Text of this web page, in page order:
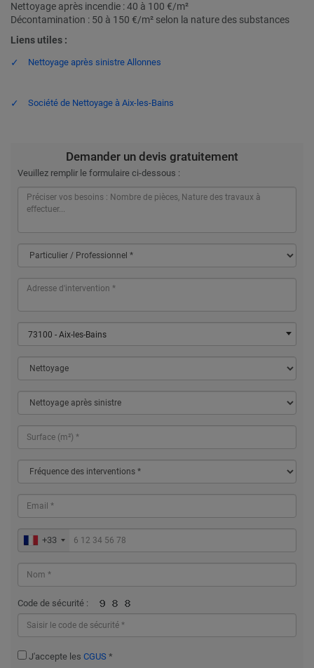
Nettoyage après incendie : 40 à 100 €/m²
Décontamination : 50 à 150 €/m² selon la nature des substances
Liens utiles :
Nettoyage après sinistre Allonnes
Société de Nettoyage à Aix-les-Bains
Demander un devis gratuitement
Veuillez remplir le formulaire ci-dessous :
73100 - Aix-les-Bains
+33
Code de sécurité :
J'accepte les CGUS *